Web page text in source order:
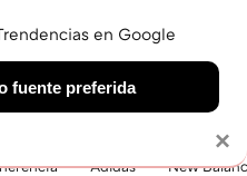
GASTRO SNEAKERS
herencia Adidas New
×
en Google
fuente preferida